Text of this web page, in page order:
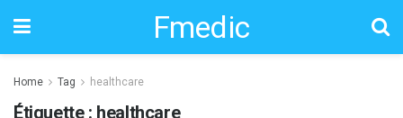
Fmedic
Home Tag healthcare
Étiquette : healthcare